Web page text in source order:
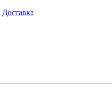
Доставка